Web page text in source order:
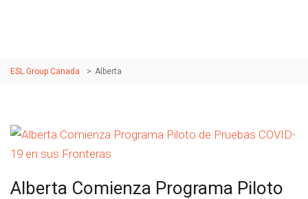
ESL Group Canada > Alberta
Alberta Comienza Programa Piloto